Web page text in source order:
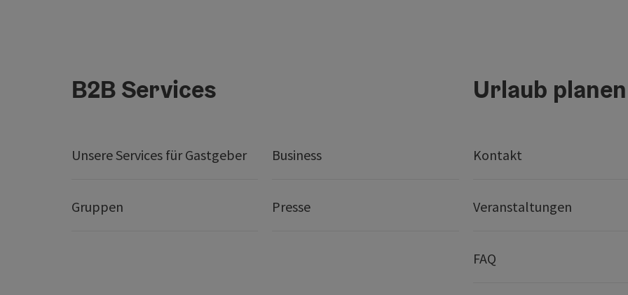
B2B Services
Unsere Services für Gastgeber Business
Gruppen Presse
Urlaub
Kontakt
Veranstaltungen
FAQ